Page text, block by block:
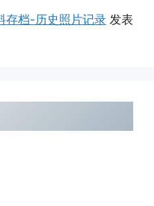
存档-历史照片记录 发表